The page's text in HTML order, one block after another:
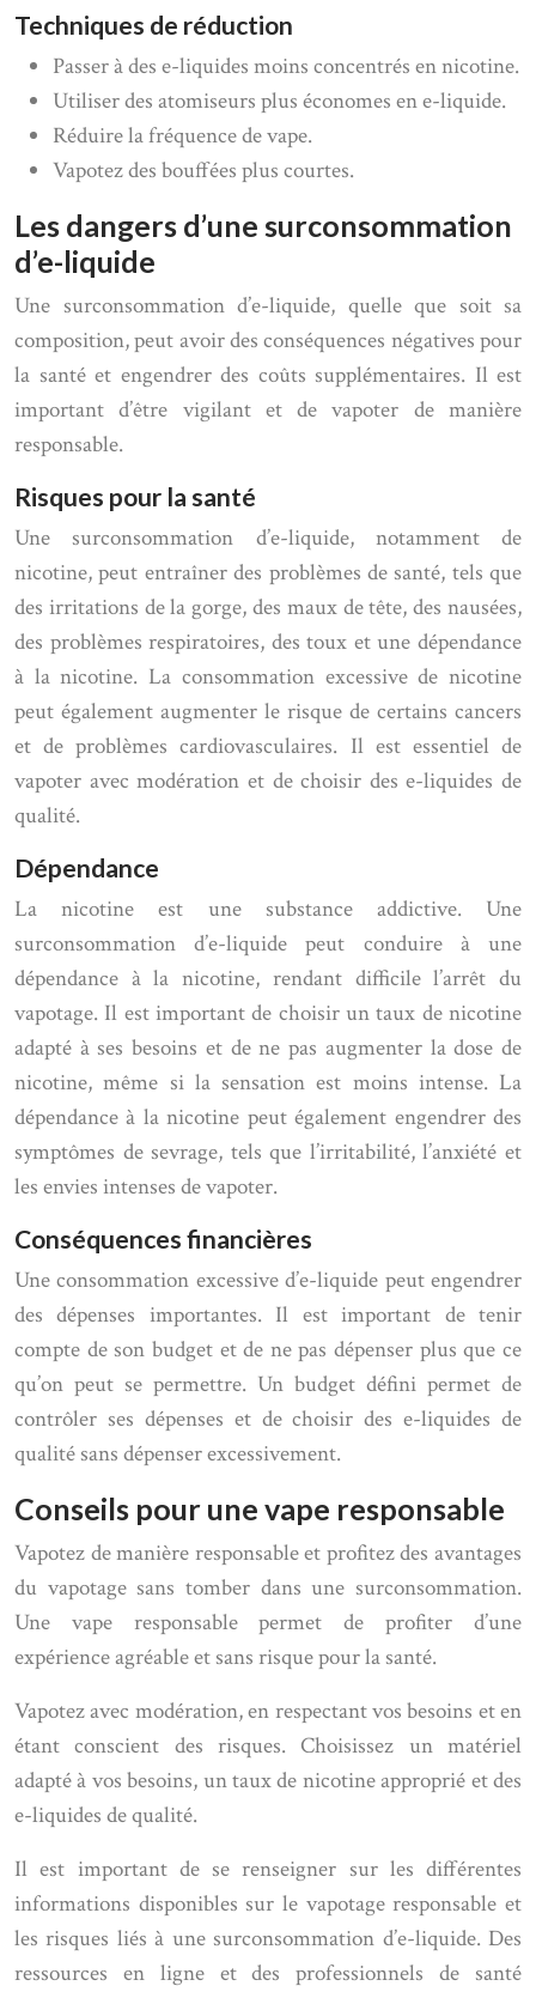
Techniques de réduction
Passer à des e-liquides moins concentrés en nicotine.
Utiliser des atomiseurs plus économes en e-liquide.
Réduire la fréquence de vape.
Vapotez des bouffées plus courtes.
Les dangers d’une surconsommation
d’e-liquide
Une surconsommation d’e-liquide, quelle que soit sa
composition, peut avoir des conséquences négatives pour
la santé et engendrer des coûts supplémentaires. Il est
important d’être vigilant et de vapoter de manière
responsable.
Risques pour la santé
Une surconsommation d’e-liquide, notamment de
nicotine, peut entraîner des problèmes de santé, tels que
des irritations de la gorge, des maux de tête, des nausées,
des problèmes respiratoires, des toux et une dépendance
à la nicotine. La consommation excessive de nicotine
peut également augmenter le risque de certains cancers
et de problèmes cardiovasculaires. Il est essentiel de
vapoter avec modération et de choisir des e-liquides de
qualité.
Dépendance
La nicotine est une substance addictive. Une
surconsommation d’e-liquide peut conduire à une
dépendance à la nicotine, rendant difficile l’arrêt du
vapotage. Il est important de choisir un taux de nicotine
adapté à ses besoins et de ne pas augmenter la dose de
nicotine, même si la sensation est moins intense. La
dépendance à la nicotine peut également engendrer des
symptômes de sevrage, tels que l’irritabilité, l’anxiété et
les envies intenses de vapoter.
Conséquences financières
Une consommation excessive d’e-liquide peut engendrer
des dépenses importantes. Il est important de tenir
compte de son budget et de ne pas dépenser plus que ce
qu’on peut se permettre. Un budget défini permet de
contrôler ses dépenses et de choisir des e-liquides de
qualité sans dépenser excessivement.
Conseils pour une vape responsable
Vapotez de manière responsable et profitez des avantages
du vapotage sans tomber dans une surconsommation.
Une vape responsable permet de profiter d’une
expérience agréable et sans risque pour la santé.
Vapotez avec modération, en respectant vos besoins et en
étant conscient des risques. Choisissez un matériel
adapté à vos besoins, un taux de nicotine approprié et des
e-liquides de qualité.
Il est important de se renseigner sur les différentes
informations disponibles sur le vapotage responsable et
les risques liés à une surconsommation d’e-liquide. Des
ressources en ligne et des professionnels de santé